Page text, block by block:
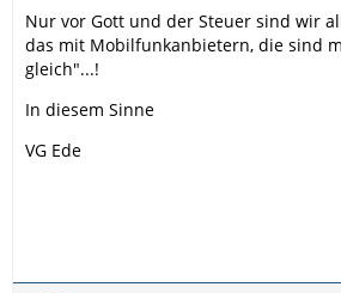
Nur vor Gott und der Steuer sind wir
das mit Mobilfunkanbietern, die sind
gleich"...!
In diesem Sinne
VG Ede